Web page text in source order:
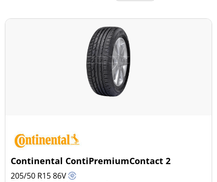
Todos os tipos (6)
Todas as estações (0)
Ligeiro (6)
Continental ContiPremiumContact 2
205/50 R1586V